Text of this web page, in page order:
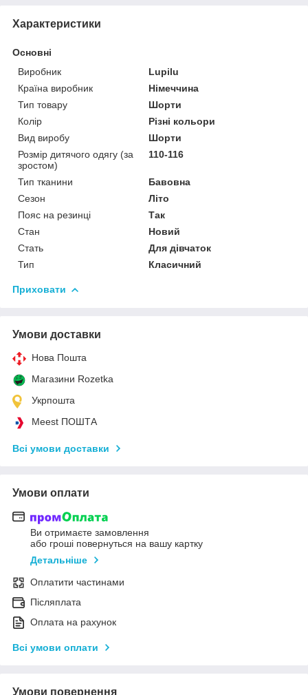
Характеристики
Основні
Виробник
Lupilu
Країна виробник
Німеччина
Тип товару
Шорти
Колір
Різні кольори
Вид виробу
Шорти
Розмір дитячого одягу (за
зростом)
110-116
Тип тканини
Бавовна
Сезон
Літо
Пояс на резинці
Так
Стан
Новий
Стать
Для дівчаток
Тип
Класичний
Приховати
Умови доставки
Нова Пошта
Магазини Rozetka
Укрпошта
Meest ПОШТА
Всі умови доставки
Умови оплати
Ви отримаєте замовлення
або гроші повернуться на вашу картку
Детальніше
Оплатити частинами
Післяплата
Оплата на рахунок
Всі умови оплати
Умови повернення